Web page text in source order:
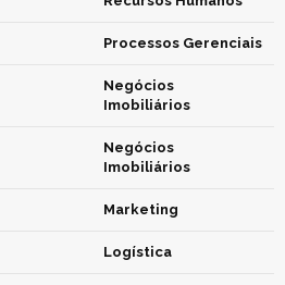
Processos Gerenciais
Negócios
Imobiliários
Negócios
Imobiliários
Marketing
Logística